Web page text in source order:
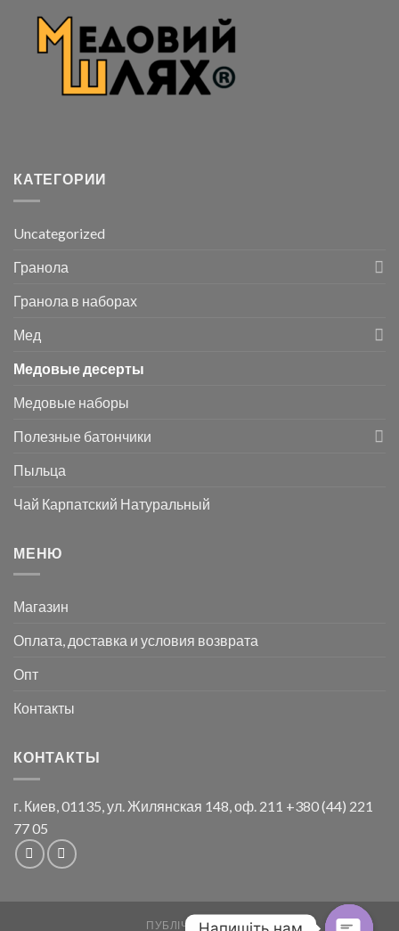
КАТЕГОРИИ
Uncategorized
Гранола
Гранола в наборах
Мед
Медовые десерты
Медовые наборы
Полезные батончики
Пыльца
Чай Карпатский Натуральный
МЕНЮ
Магазин
Оплата, доставка и условия возврата
Опт
Контакты
КОНТАКТЫ
г. Киев, 01135, ул. Жилянская 148, оф. 211 +380 (44) 221
77 05
ПУБЛІЧНА ОФЕРТА